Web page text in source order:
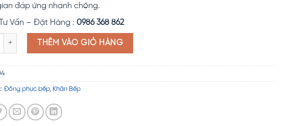
đáp ứng nhanh chóng.
Vấn – Đặt Hàng : 0986 368 862
xanh KAB04 số lượng
THÊM VÀO GIỎ HÀNG
Đồng phục bếp, Khăn Bếp